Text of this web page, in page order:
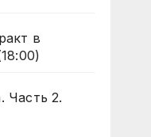
в
Часть 2.